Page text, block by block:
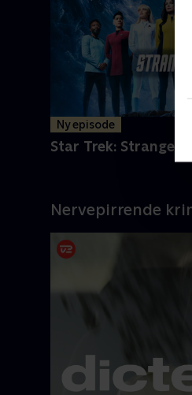
Ny episode
Star Trek: Strange
Nervepirrende